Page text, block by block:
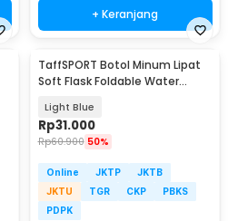
+ Keranjang
TaffSPORT Botol Minum Lipat
Soft Flask Foldable Water
Light Blue
Rp31.000
Rp60.900 50%
Online JKTP
JKTB
JKTU
TGR CKP
PBKS
PDPK